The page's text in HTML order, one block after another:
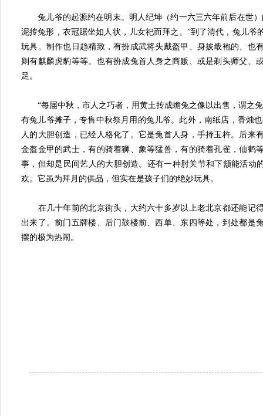
兔儿爷的起源约在明末。明人纪坤（约一六三六年前后在世）
泥抟兔形，衣冠踞坐如人状，儿女祀而拜之。”到了清代，兔儿爷
玩具。制作也日趋精致，有扮成武将头戴盔甲、身披戢袍的、也
则有麒麟虎豹等等。也有扮成兔首人身之商贩、或是剃头师父、
足。
“每届中秋，市人之巧者，用黄土抟成蟾兔之像以出售，谓之兔
有兔儿爷摊子，专售中秋祭月用的兔儿爷。此外，南纸店，香烛
人的大胆创造，已经人格化了。它是兔首人身，手持玉杵。后来
金盔金甲的武士，有的骑着狮、象等猛兽，有的骑着孔雀，仙鹤
事，但却是民间艺人的大胆创造。还有一种肘关节和下颔能活动
欢。它虽为拜月的供品，但实在是孩子们的绝妙玩具。
在几十年前的北京街头，大约六十多岁以上老北京都还能记
出来了。前门五牌楼、后门鼓楼前、西单、东四等处，到处都是
摆的极为热闹。